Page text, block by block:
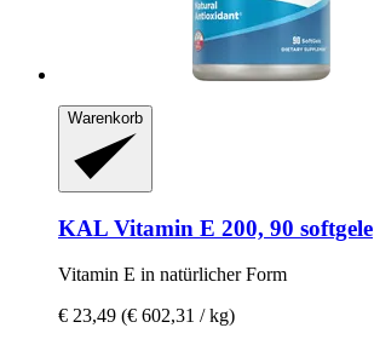
Warenkorb
KAL Vitamin E 200, 90 softgele
Vitamin E in natürlicher Form
€ 23,49 (€ 602,31 / kg)